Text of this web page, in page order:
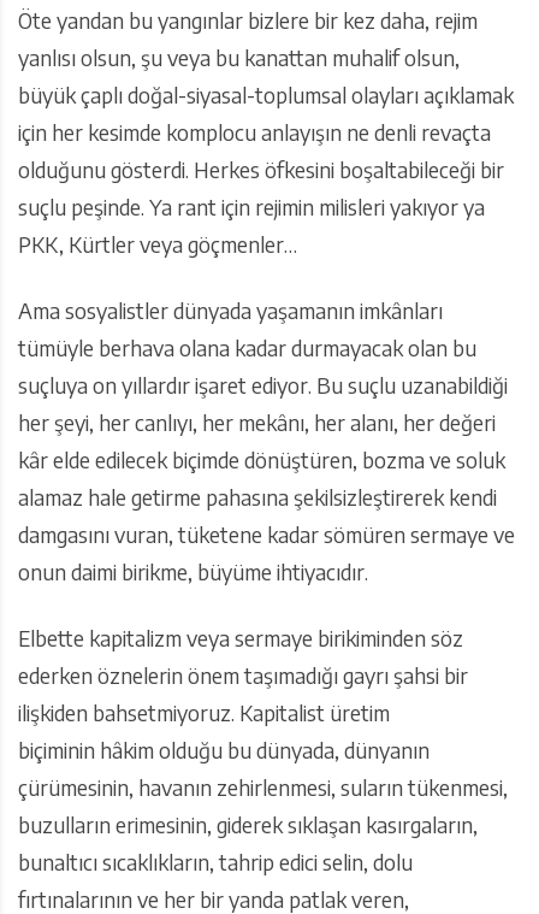
Öte yandan bu yangınlar bizlere bir kez daha, rejim
yanlısı olsun, şu veya bu kanattan muhalif olsun,
büyük çaplı doğal-siyasal-toplumsal olayları açıklamak
için her kesimde komplocu anlayışın ne denli revaçta
olduğunu gösterdi. Herkes öfkesini boşaltabileceği bir
suçlu peşinde. Ya rant için rejimin milisleri yakıyor ya
PKK, Kürtler veya göçmenler…
Ama sosyalistler dünyada yaşamanın imkânları
tümüyle berhava olana kadar durmayacak olan bu
suçluya on yıllardır işaret ediyor. Bu suçlu uzanabildiği
her şeyi, her canlıyı, her mekânı, her alanı, her değeri
kâr elde edilecek biçimde dönüştüren, bozma ve soluk
alamaz hale getirme pahasına şekilsizleştirerek kendi
damgasını vuran, tüketene kadar sömüren sermaye ve
onun daimi birikme, büyüme ihtiyacıdır.
Elbette kapitalizm veya sermaye birikiminden söz
ederken öznelerin önem taşımadığı gayrı şahsi bir
ilişkiden bahsetmiyoruz. Kapitalist üretim
biçiminin hâkim olduğu bu dünyada, dünyanın
çürümesinin, havanın zehirlenmesi, suların tükenmesi,
buzulların erimesinin, giderek sıklaşan kasırgaların,
bunaltıcı sıcaklıkların, tahrip edici selin, dolu
fırtınalarının ve her bir yanda patlak veren,